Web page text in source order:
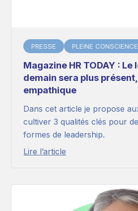
PRESSE PLEINE CONSCIENCE
Magazine HR TODAY : Le
demain sera plus
empathique
Dans cet article je propose
cultiver 3 qualités clés pour
formes de leadership.
Lire l’article